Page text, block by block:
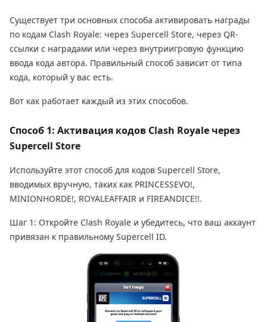
Существует три основных способа активировать награды
по кодам Clash Royale: через Supercell Store, через QR-
ссылки с наградами или через внутриигровую функцию
ввода кода автора. Правильный способ зависит от типа
кода, который у вас есть.
Вот как работает каждый из этих способов.
Способ 1: Активация кодов Clash Royale через
Supercell Store
Используйте этот способ для кодов Supercell Store,
вводимых вручную, таких как PRINCESSEVO!,
MINIONHORDE!, ROYALEAFFAIR и FIREANDICE!!.
Шаг 1: Откройте Clash Royale и убедитесь, что ваш аккаунт
привязан к правильному Supercell ID.